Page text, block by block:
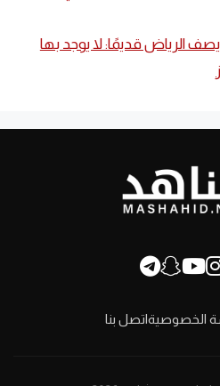
الرياض قديمًا: لا يوجد بها
الخصوصيةاتصل بنا